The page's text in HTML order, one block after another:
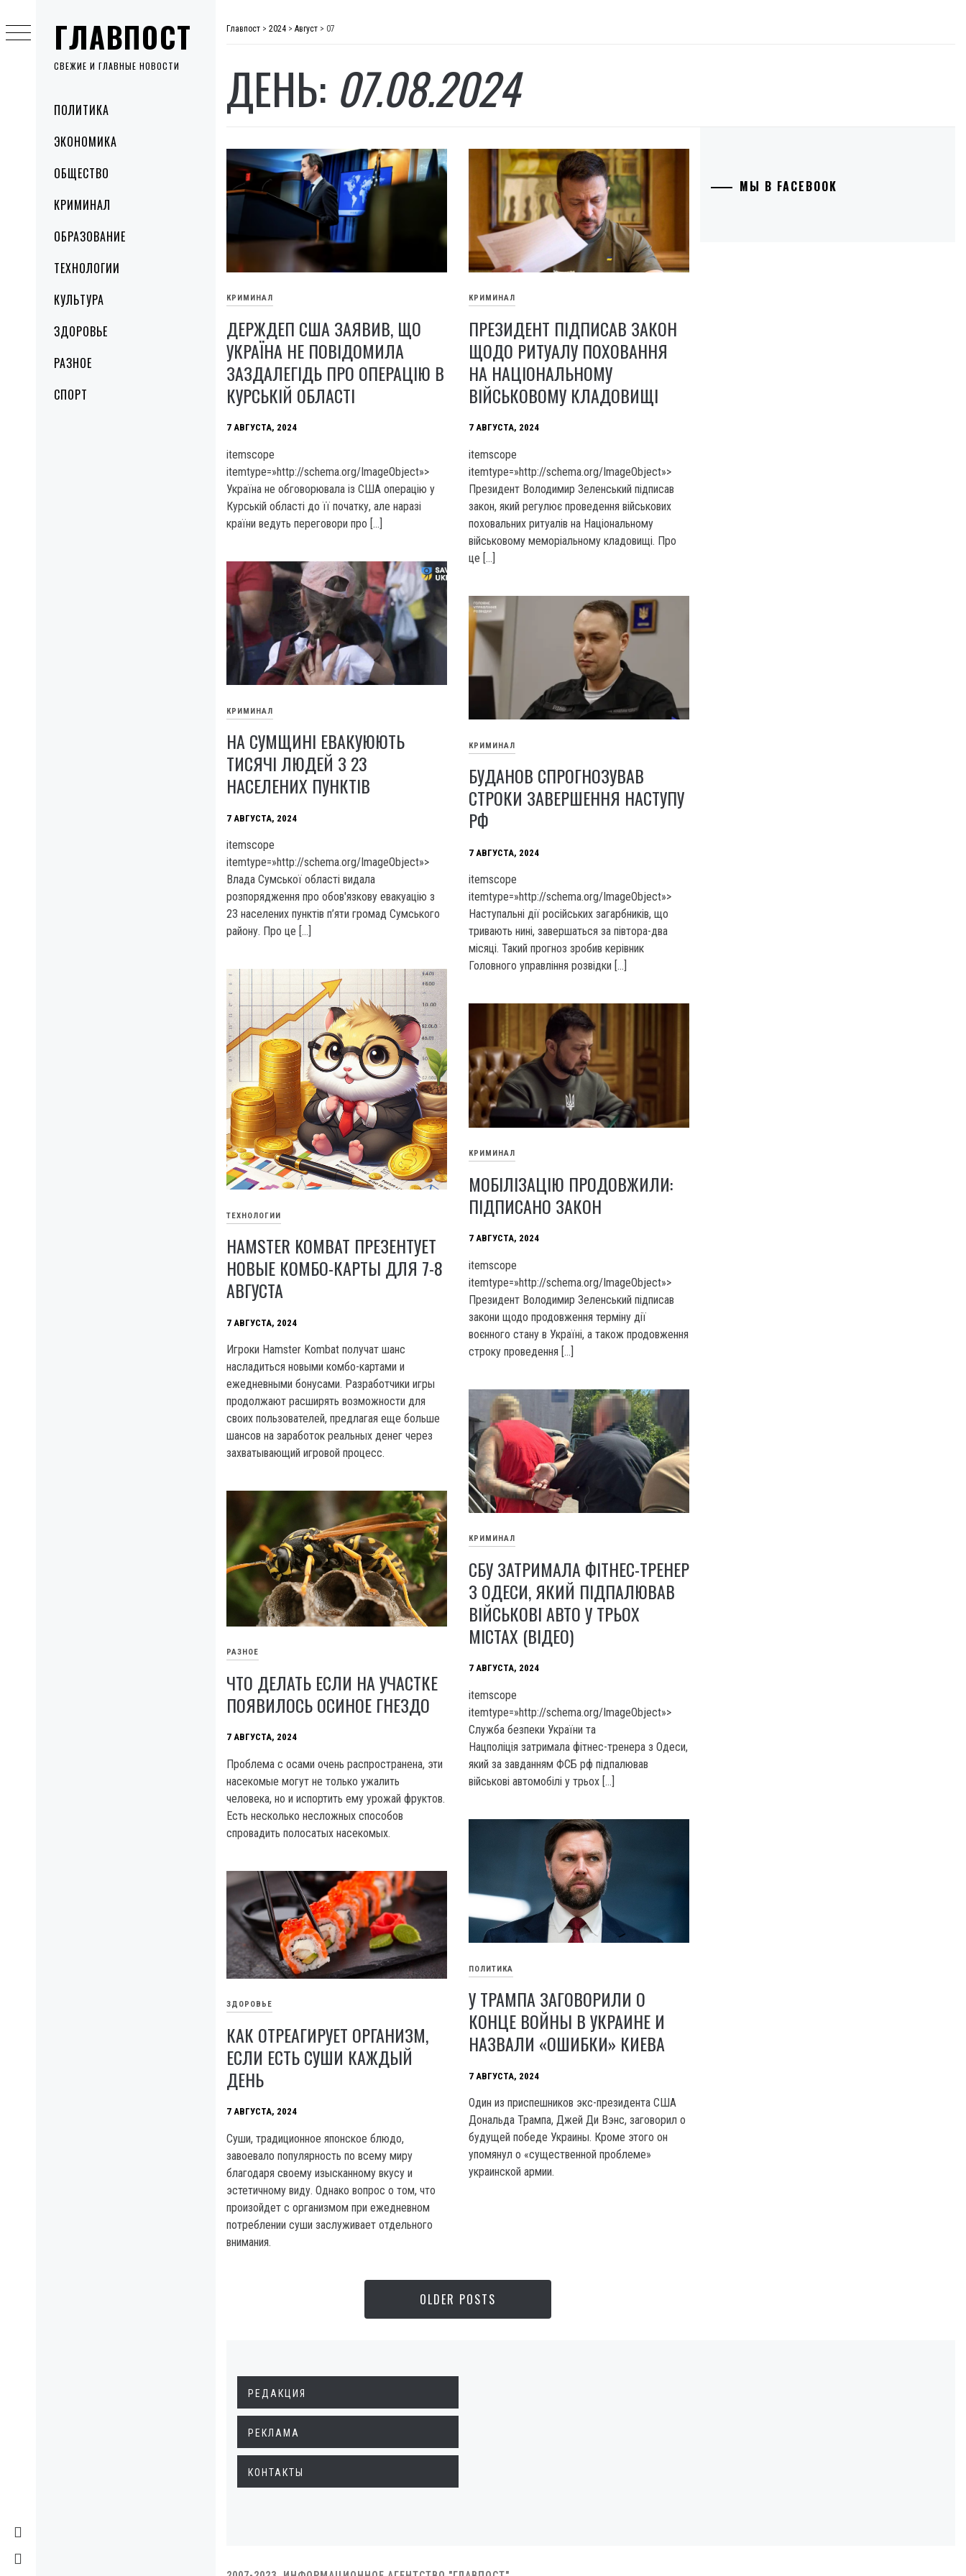
ГЛАВПОСТ
СВЕЖИЕ И ГЛАВНЫЕ НОВОСТИ
MenuПОЛИТИКА
ЭКОНОМИКА
ОБЩЕСТВО
КРИМИНАЛ
ОБРАЗОВАНИЕ
ТЕХНОЛОГИИ
КУЛЬТУРА
ЗДОРОВЬЕ
РАЗНОЕ
СПОРТ
to
content
Главпост > 2024 > Август > 07
ДЕНЬ: 07.08.2024
КРИМИНАЛ
ДЕРЖДЕП США ЗАЯВИВ, ЩО
УКРАЇНА НЕ ПОВІДОМИЛА
ЗАЗДАЛЕГІДЬ ПРО ОПЕРАЦІЮ В
КУРСЬКІЙ ОБЛАСТІ
7 АВГУСТА, 2024
itemscope
itemtype=»http://schema.org/ImageObject»>
Україна не обговорювала із США операцію у
Курській області до її початку, але наразі
країни ведуть переговори про […]
КРИМИНАЛ
ПРЕЗИДЕНТ ПІДПИСАВ ЗАКОН
ЩОДО РИТУАЛУ ПОХОВАННЯ
НА НАЦІОНАЛЬНОМУ
ВІЙСЬКОВОМУ КЛАДОВИЩІ
7 АВГУСТА, 2024
itemscope
itemtype=»http://schema.org/ImageObject»>
Президент Володимир Зеленський підписав
закон, який регулює проведення військових
поховальних ритуалів на Національному
військовому меморіальному кладовищі. Про
це […]
КРИМИНАЛ
НА СУМЩИНІ ЕВАКУЮЮТЬ
ТИСЯЧІ ЛЮДЕЙ З 23
НАСЕЛЕНИХ ПУНКТІВ
7 АВГУСТА, 2024
itemscope
itemtype=»http://schema.org/ImageObject»>
Влада Сумської області видала
розпорядження про обов'язкову евакуацію з
23 населених пунктів п’яти громад Сумського
району. Про це […]
КРИМИНАЛ
БУДАНОВ СПРОГНОЗУВАВ
СТРОКИ ЗАВЕРШЕННЯ НАСТУПУ
РФ
7 АВГУСТА, 2024
itemscope
itemtype=»http://schema.org/ImageObject»>
Наступальні дії російських загарбників, що
тривають нині, завершаться за півтора-два
місяці. Такий прогноз зробив керівник
Головного управління розвідки […]
ТЕХНОЛОГИИ
HAMSTER KOMBAT ПРЕЗЕНТУЕТ
НОВЫЕ КОМБО-КАРТЫ ДЛЯ 7-8
АВГУСТА
7 АВГУСТА, 2024
Игроки Hamster Kombat получат шанс
насладиться новыми комбо-картами и
ежедневными бонусами. Разработчики игры
продолжают расширять возможности для
своих пользователей, предлагая еще больше
шансов на заработок реальных денег через
захватывающий игровой процесс.
КРИМИНАЛ
МОБІЛІЗАЦІЮ ПРОДОВЖИЛИ:
ПІДПИСАНО ЗАКОН
7 АВГУСТА, 2024
itemscope
itemtype=»http://schema.org/ImageObject»>
Президент Володимир Зеленський підписав
закони щодо продовження терміну дії
воєнного стану в Україні, а також продовження
строку проведення […]
КРИМИНАЛ
СБУ ЗАТРИМАЛА ФІТНЕС-ТРЕНЕР
З ОДЕСИ, ЯКИЙ ПІДПАЛЮВАВ
ВІЙСЬКОВІ АВТО У ТРЬОХ
МІСТАХ (ВІДЕО)
7 АВГУСТА, 2024
itemscope
itemtype=»http://schema.org/ImageObject»>
Служба безпеки України та
Нацполіція затримала фітнес-тренера з Одеси,
який за завданням ФСБ рф підпалював
військові автомобілі у трьох […]
РАЗНОЕ
ЧТО ДЕЛАТЬ ЕСЛИ НА УЧАСТКЕ
ПОЯВИЛОСЬ ОСИНОЕ ГНЕЗДО
7 АВГУСТА, 2024
Проблема с осами очень распространена, эти
насекомые могут не только ужалить
человека, но и испортить ему урожай фруктов.
Есть несколько несложных способов
спровадить полосатых насекомых.
ПОЛИТИКА
У ТРАМПА ЗАГОВОРИЛИ О
КОНЦЕ ВОЙНЫ В УКРАИНЕ И
НАЗВАЛИ «ОШИБКИ» КИЕВА
7 АВГУСТА, 2024
Один из приспешников экс-президента США
Дональда Трампа, Джей Ди Вэнс, заговорил о
будущей победе Украины. Кроме этого он
упомянул о «существенной проблеме»
украинской армии.
ЗДОРОВЬЕ
КАК ОТРЕАГИРУЕТ ОРГАНИЗМ,
ЕСЛИ ЕСТЬ СУШИ КАЖДЫЙ
ДЕНЬ
7 АВГУСТА, 2024
Суши, традиционное японское блюдо,
завоевало популярность по всему миру
благодаря своему изысканному вкусу и
эстетичному виду. Однако вопрос о том, что
произойдет с организмом при ежедневном
потреблении суши заслуживает отдельного
внимания.
OLDER POSTS
МЫ В FACEBOOK
РЕДАКЦИЯ
РЕКЛАМА
КОНТАКТЫ